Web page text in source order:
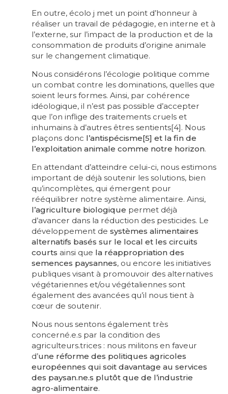
En outre, écolo j met un point d’honneur à
réaliser un travail de pédagogie, en interne et à
l’externe, sur l’impact de la production et de la
consommation de produits d’origine animale
sur le changement climatique.
Nous considérons l’écologie politique comme
un combat contre les dominations, quelles que
soient leurs formes. Ainsi, par cohérence
idéologique, il n’est pas possible d’accepter
que l’on inflige des traitements cruels et
inhumains à d’autres êtres sentients[4]. Nous
plaçons donc l’antispécisme[5] et la fin de
l’exploitation animale comme notre horizon.
En attendant d’atteindre celui-ci, nous estimons
important de déjà soutenir les solutions, bien
qu’incomplètes, qui émergent pour
rééquilibrer notre système alimentaire. Ainsi,
l’agriculture biologique permet déjà
d’avancer dans la réduction des pesticides. Le
développement desystèmes alimentaires
alternatifs basés sur le local et les circuits
courts ainsi que la réappropriation des
semences paysannes, ou encore les initiatives
publiques visant à promouvoir des alternatives
végétariennes et/ou végétaliennes sont
également des avancées qu’il nous tient à
cœur de soutenir.
Nous nous sentons également très
concerné.e.s par la condition des
agriculteurs.trices : nous militons en faveur
d’une réforme des politiques agricoles
européennes qui soit davantage au services
des paysan.ne.s plutôt que de l’industrie
agro-alimentaire.